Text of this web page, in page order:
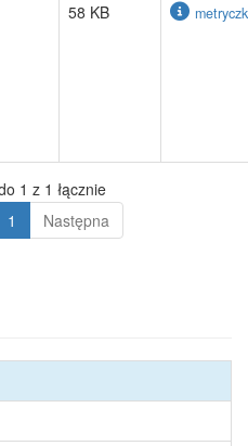
58 KB
1 z 1 łącznie
1 Następna